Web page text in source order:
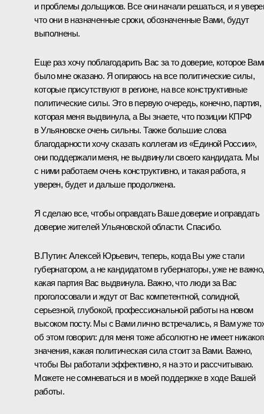
и проблемы дольщиков. Все они начали решаться, и я
что они в назначенные сроки, обозначенные Вами, будут
выполнены.
Еще раз хочу поблагодарить Вас за то доверие, которое
было мне оказано. Я опираюсь на все политические силы,
которые присутствуют в регионе, на все конструктивные
политические силы. Это в первую очередь, конечно, партия,
которая меня выдвинула, а Вы знаете, что позиции КПРФ
в Ульяновске очень сильны. Также большие слова
благодарности хочу сказать коллегам из «Единой России»,
они поддержали меня, не выдвинули своего кандидата. Мы
с ними работаем очень конструктивно, и такая работа, я
уверен, будет и дальше продолжена.
Я сделаю все, чтобы оправдать Ваше доверие и оправдать
доверие жителей Ульяновской области. Спасибо.
В.Путин: Алексей Юрьевич, теперь, когда Вы уже стали
губернатором, а не кандидатом в губернаторы, уже не важно,
какая партия Вас выдвинула. Важно, что люди за Вас
проголосовали и ждут от Вас компетентной, солидной,
серьезной, глубокой, профессиональной работы на новом
высоком посту. Мы с Вами лично встречались, я Вам уже
об этом говорил: для меня тоже абсолютно не имеет
значения, какая политическая сила стоит за Вами. Важно,
чтобы Вы работали эффективно, я на это и рассчитываю.
Можете не сомневаться и в моей поддержке в ходе Вашей
работы.